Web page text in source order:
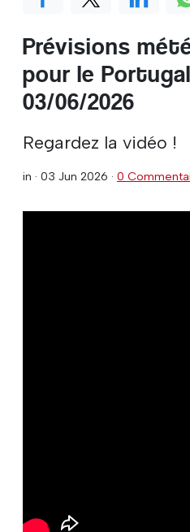
Prévisions
pour le
03/06/2026
Regardez la vidéo !
in · 03 Jun 2026 · 0